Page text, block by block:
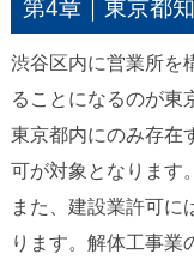
第4章｜東京都
渋谷区内に営業所を
ることになるのが東
東京都内にのみ存在
可が対象となります。
また、建設業許可に
ります。解体工事業